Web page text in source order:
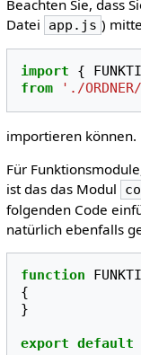
Beachten Sie, dass
Datei
app.js )
import {
from
'./
importieren können.
Für
ist das das Modul
folgenden Code
natürlich ebenfalls
function
{
}
export default